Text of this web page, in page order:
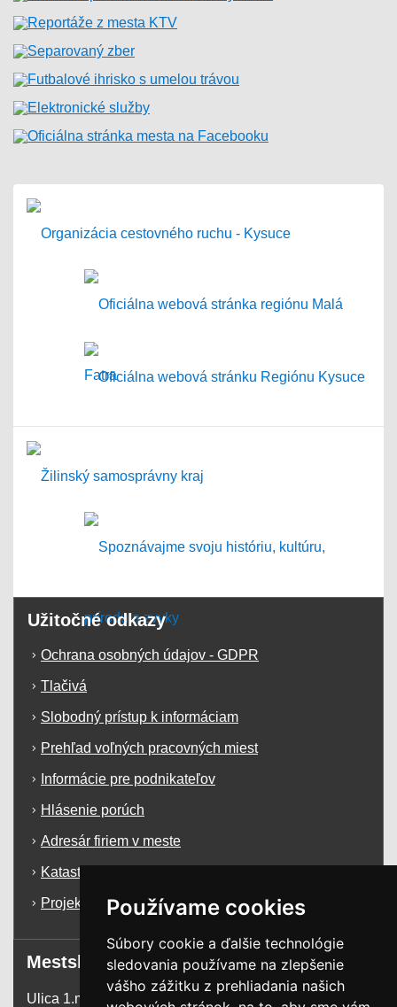
Používame cookies
Súbory cookie a ďalšie technológie
sledovania používame na zlepšenie
vášho zážitku z prehliadania našich
Užitočné odkazy
Ochrana osobných údajov - GDPR
Tlačivá
Slobodný prístup k informáciam
Prehľad voľných pracovných miest
Informácie pre podnikateľov
Hlásenie porúch
Adresár firiem v meste
Katastrálna mapa mesta Krásno n/K
Projekty a dotácie
Mestský úrad
Ulica 1.mája 1255